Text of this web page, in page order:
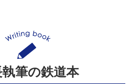
筆の鉄道本